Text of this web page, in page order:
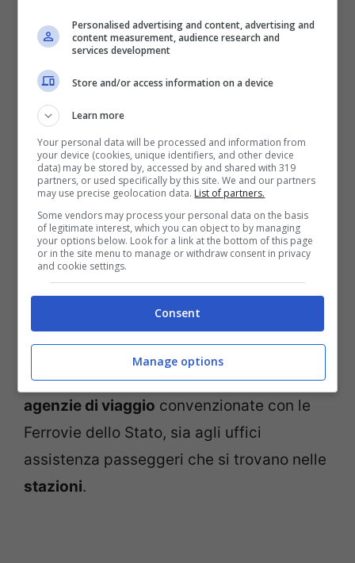
Per non lasciare niente al caso, i
passeggerinella giornata di domani sono
consultare gli orari ed eventuali variazioni;
nel caso è possibile rivolgersi sia alle
agenzie di viaggio convenzionate con le
Ferrovie dello Stato, sia agli uffici
assistenza passeggeri che si trovano nelle
stazioni.
Personalised advertising and content, advertising and
content measurement, audience research and
services development
Store and/or access information on a device
Learn more
Your personal data will be processed and information from
your device (cookies, unique identifiers, and other device
data) may be stored by, accessed by and shared with 319
partners, or used specifically by this site. We and our partners
may use precise geolocation data. List of partners.
Some vendors may process your personal data on the basis
of legitimate interest, which you can object to by managing
your options below. Look for a link at the bottom of this page
or in the site menu to manage or withdraw consent in privacy
and cookie settings.
Consent
Manage options